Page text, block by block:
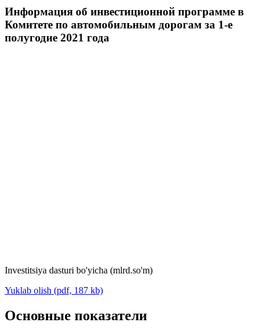
Информация об инвестиционной программе в
Комитете по автомобильным дорогам за 1-е
полугодие 2021 года
Investitsiya dasturi bo'yicha (mlrd.so'm)
Yuklab olish (pdf, 187 kb)
Основные показатели